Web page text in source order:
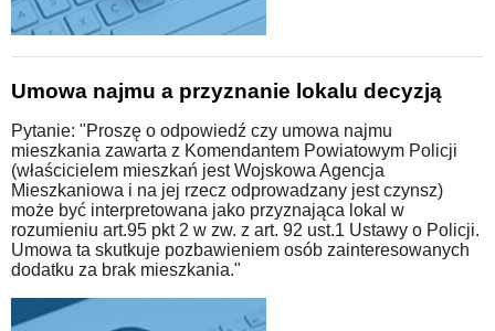
Umowa najmu a przyznanie lokalu decyzją
Pytanie: "Proszę o odpowiedź czy umowa najmu
mieszkania zawarta z Komendantem Powiatowym Policji
(właścicielem mieszkań jest Wojskowa Agencja
Mieszkaniowa i na jej rzecz odprowadzany jest czynsz)
może być interpretowana jako przyznająca lokal w
rozumieniu art.95 pkt 2 w zw. z art. 92 ust.1 Ustawy o Policji.
Umowa ta skutkuje pozbawieniem osób zainteresowanych
dodatku za brak mieszkania."